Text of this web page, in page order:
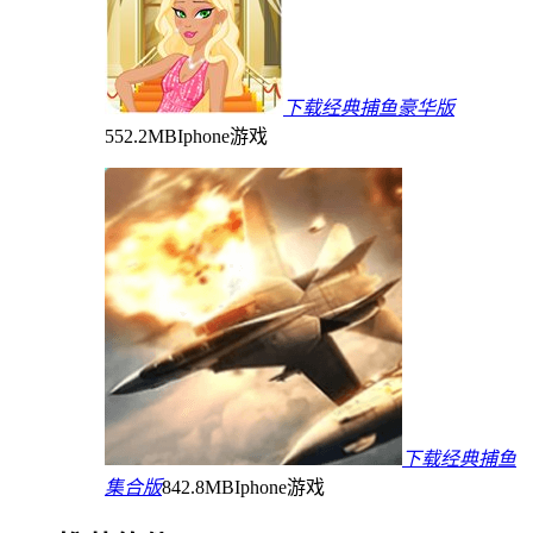
下载经典捕鱼豪华版
552.2MBIphone游戏
下载经典捕鱼
集合版842.8MBIphone游戏